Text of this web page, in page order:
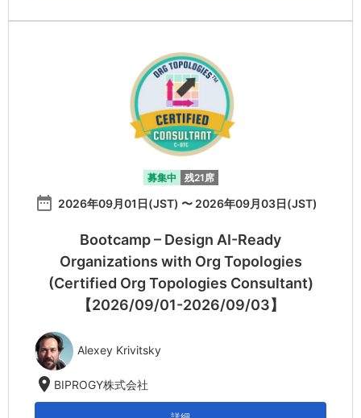
募集中 残21席
date_range 2026年09月01日(JST) 〜 2026年09月03日(JST)
Bootcamp – Design AI-Ready
Organizations with Org Topologies
(Certified Org Topologies Consultant)
【2026/09/01-2026/09/03】
Alexey Krivitsky
location_on BIPROGY株式会社